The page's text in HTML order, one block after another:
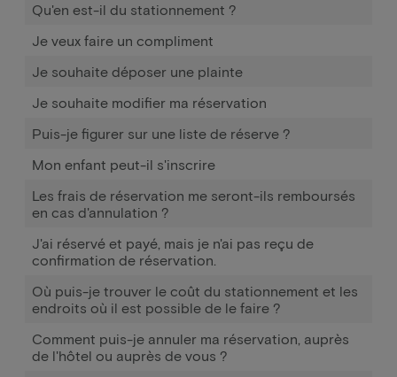
Qu'en est-il du stationnement ?
Je veux faire un compliment
Je souhaite déposer une plainte
Je souhaite modifier ma réservation
Puis-je figurer sur une liste de réserve ?
Mon enfant peut-il s'inscrire
Les frais de réservation me seront-ils remboursés
en cas d'annulation ?
J'ai réservé et payé, mais je n'ai pas reçu de
confirmation de réservation.
Où puis-je trouver le coût du stationnement et les
endroits où il est possible de le faire ?
Comment puis-je annuler ma réservation, auprès
de l'hôtel ou auprès de vous ?